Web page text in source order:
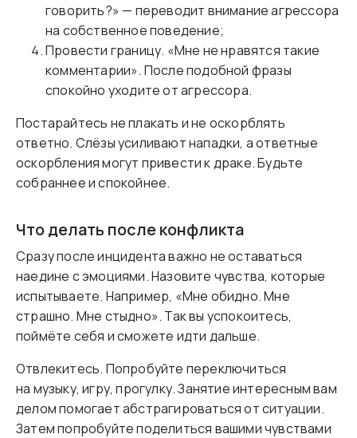
говорить?» — переводит внимание агрессора
на собственное поведение;
Провести границу. «Мне не нравятся такие
комментарии». После подобной фразы
спокойно уходите от агрессора.
Постарайтесь не плакать и не оскорблять
ответно. Слёзы усиливают нападки, а ответные
оскорбления могут привести к драке. Будьте
собраннее и спокойнее.
Что делать после конфликта
Сразу после инцидента важно не оставаться
наедине с эмоциями. Назовите чувства, которые
испытываете. Например, «Мне обидно. Мне
страшно. Мне стыдно». Так вы успокоитесь,
поймёте себя и сможете идти дальше.
Отвлекитесь. Попробуйте переключиться
на музыку, игру, прогулку. Занятие интересным вам
делом помогает абстрагироваться от ситуации.
Затем попробуйте поделиться вашими чувствами